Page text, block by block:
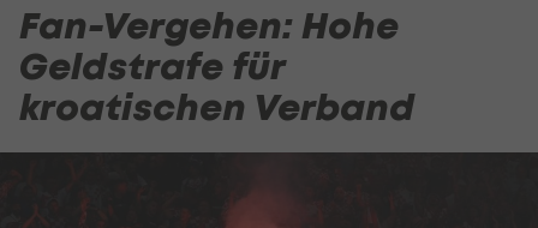
Fan-Vergehen: Hohe
Geldstrafe für
kroatischen Verband